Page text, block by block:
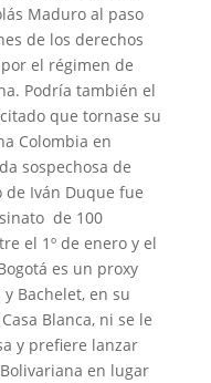
Maduro al paso
de los derechos
el régimen de
Podría también el
que tornase su
Colombia en
sospechosa de
Iván Duque fue
de 100
el 1º de enero y el
es un proxy
Bachelet, en su
Blanca, ni se le
y prefiere lanzar
en lugar